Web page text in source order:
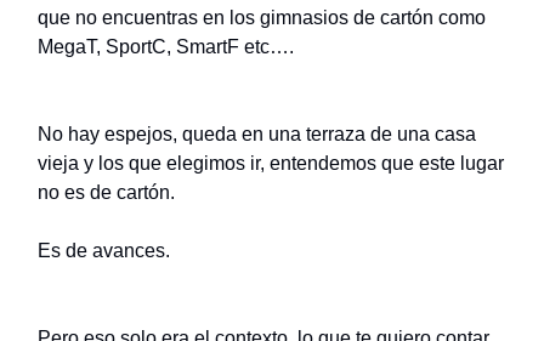
que no encuentras en los gimnasios de cartón como
MegaT, SportC, SmartF etc….
No hay espejos, queda en una terraza de una casa
vieja y los que elegimos ir, entendemos que este lugar
no es de cartón.
Es de avances.